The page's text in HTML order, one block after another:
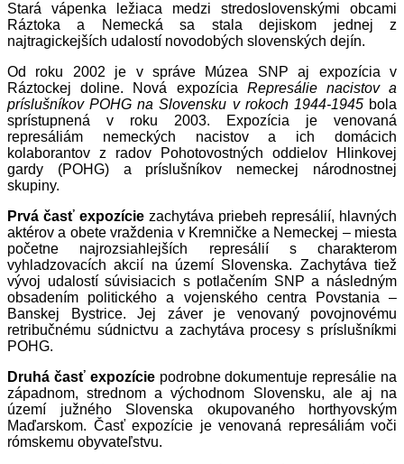
Stará vápenka ležiaca medzi stredoslovenskými obcami
Ráztoka a Nemecká sa stala dejiskom jednej z
najtragickejších udalostí novodobých slovenských dejín.
Od roku 2002 je v správe Múzea SNP aj expozícia v
Ráztockej doline. Nová expozícia Represálie nacistov a
príslušníkov POHG na Slovensku v rokoch 1944-1945bola
sprístupnená v roku 2003. Expozícia je venovaná
represáliám nemeckých nacistov a ich domácich
kolaborantov z radov Pohotovostných oddielov Hlinkovej
gardy (POHG) a príslušníkov nemeckej národnostnej
skupiny.
Prvá časť expozície zachytáva priebeh represálií, hlavných
aktérov a obete vraždenia v Kremničke a Nemeckej – miesta
početne najrozsiahlejších represálií s charakterom
vyhladzovacích akcií na území Slovenska. Zachytáva tiež
vývoj udalostí súvisiacich s potlačením SNP a následným
obsadením politického a vojenského centra Povstania –
Banskej Bystrice. Jej záver je venovaný povojnovému
retribučnému súdnictvu a zachytáva procesy s príslušníkmi
POHG.
Druhá časť expozíciepodrobne dokumentuje represálie na
západnom, strednom a východnom Slovensku, ale aj na
území južného Slovenska okupovaného horthyovským
Maďarskom. Časť expozície je venovaná represáliám voči
rómskemu obyvateľstvu.